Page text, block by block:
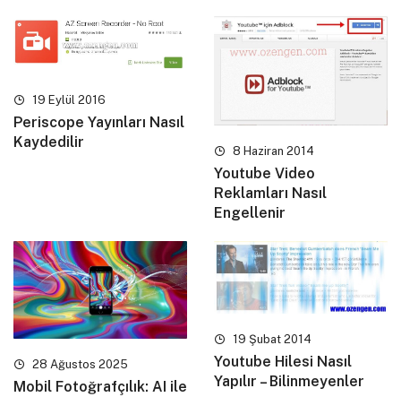
19 Eylül 2016
Periscope Yayınları Nasıl
Kaydedilir
8 Haziran 2014
Youtube Video
Reklamları Nasıl
Engellenir
28 Ağustos 2025
Mobil Fotoğrafçılık: AI ile
19 Şubat 2014
Youtube Hilesi Nasıl
Yapılır – Bilinmeyenler